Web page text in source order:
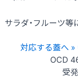
サラダ・フルーツ等
対応する蓋へ »
OCD
受